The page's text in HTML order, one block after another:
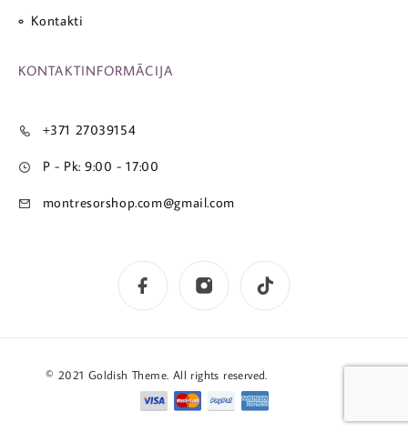
Kontakti
KONTAKTINFORMĀCIJA
+371 27039154
P - Pk: 9:00 - 17:00
montresorshop.com@gmail.com
© 2021 Goldish Theme. All rights reserved.